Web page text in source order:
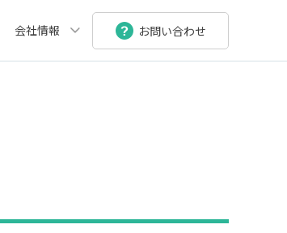
会社情報 お問い合わせ